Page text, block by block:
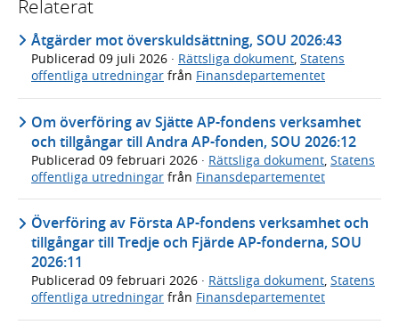
Relaterat
Åtgärder mot överskuldsättning, SOU 2026:43
Publicerad 09 juli 2026 · Rättsliga dokument, Statens
offentliga utredningar från Finansdepartementet
Om överföring av Sjätte AP-fondens verksamhet
och tillgångar till Andra AP-fonden, SOU 2026:12
Publicerad 09 februari 2026 · Rättsliga dokument, Statens
offentliga utredningar från Finansdepartementet
Överföring av Första AP-fondens verksamhet och
tillgångar till Tredje och Fjärde AP-fonderna, SOU
2026:11
Publicerad 09 februari 2026 · Rättsliga dokument, Statens
offentliga utredningar från Finansdepartementet